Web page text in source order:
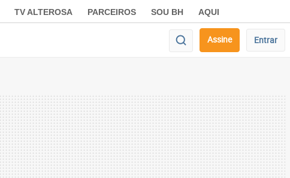
TV ALTEROSA PARCEIROS SOU BH AQUI
Assine Entrar